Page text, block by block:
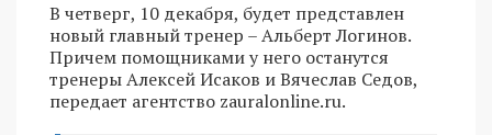
В четверг, 10 декабря, будет представлен
новый главный тренер – Альберт Логинов.
Причем помощниками у него останутся
тренеры Алексей Исаков и Вячеслав Седов,
передает агентство zauralonline.ru.